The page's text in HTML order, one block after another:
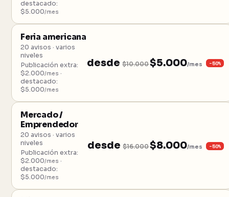
destacado:
$5.000/mes
Feria americana
20 avisos · varios
niveles
Publicación extra:
$2.000/mes ·
destacado:
$5.000/mes
desde$10.000$5.000/mes −50%
Mercado /
Emprendedor
20 avisos · varios
niveles
Publicación extra:
$2.000/mes ·
destacado:
$5.000/mes
desde$16.000$8.000/mes −50%